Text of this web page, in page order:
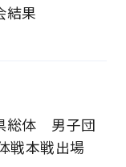
果
総体 男子団
戦本戦出場